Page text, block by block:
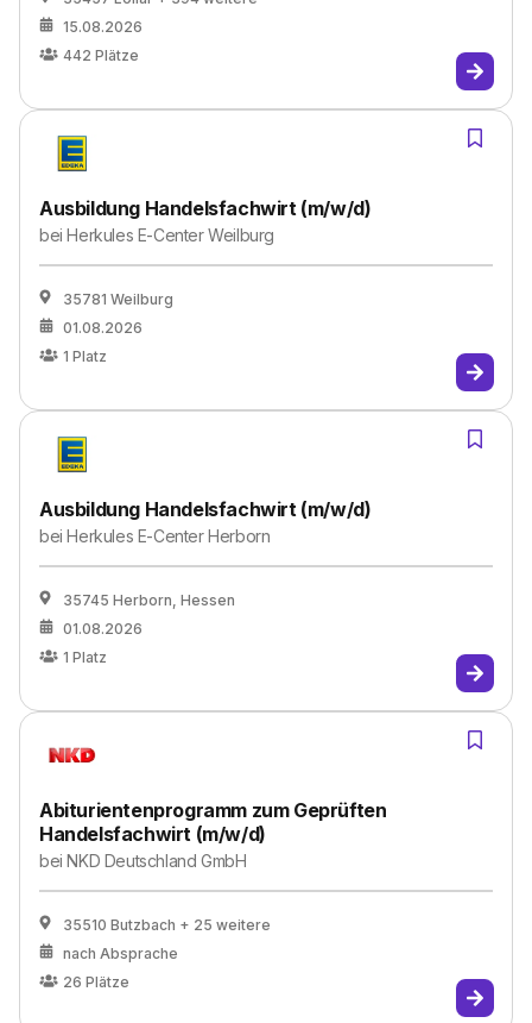
15.08.2026
442 Plätze
Ausbildung Handelsfachwirt (m/w/d)
beiHerkules E-Center Weilburg
35781 Weilburg
01.08.2026
1 Platz
Ausbildung Handelsfachwirt (m/w/d)
beiHerkules E-Center Herborn
35745 Herborn, Hessen
01.08.2026
1 Platz
Abiturientenprogramm zum Geprüften
Handelsfachwirt (m/w/d)
beiNKD Deutschland GmbH
35510 Butzbach + 25 weitere
nach Absprache
26 Plätze